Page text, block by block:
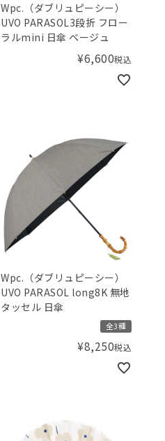
Wpc.（ダブリュピーシー）
UVO PARASOL3段折 フロー
ラルmini 日傘 ベージュ
¥6,600税込
Wpc.（ダブリュピーシー）
UVO PARASOL long8K 無地
タッセル 日傘
全3種
¥8,250税込